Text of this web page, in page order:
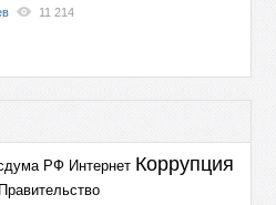
11 214
РФ Интернет Коррупция
Правительство